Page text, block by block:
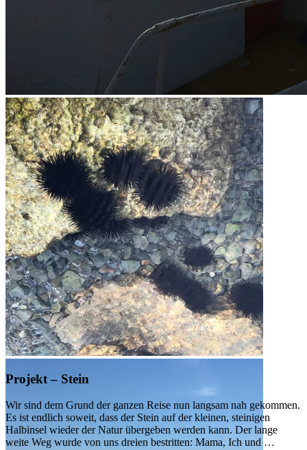
Hafen mit Restaurants
Projekt – Stein
Wir sind dem Grund der ganzen Reise nun langsam nah gekommen.
Es ist endlich soweit, dass der Stein auf der kleinen, steinigen
Halbinsel wieder der Natur übergeben werden kann. Der lange
weite Weg wurde von uns dreien bestritten: Mama, Ich und …